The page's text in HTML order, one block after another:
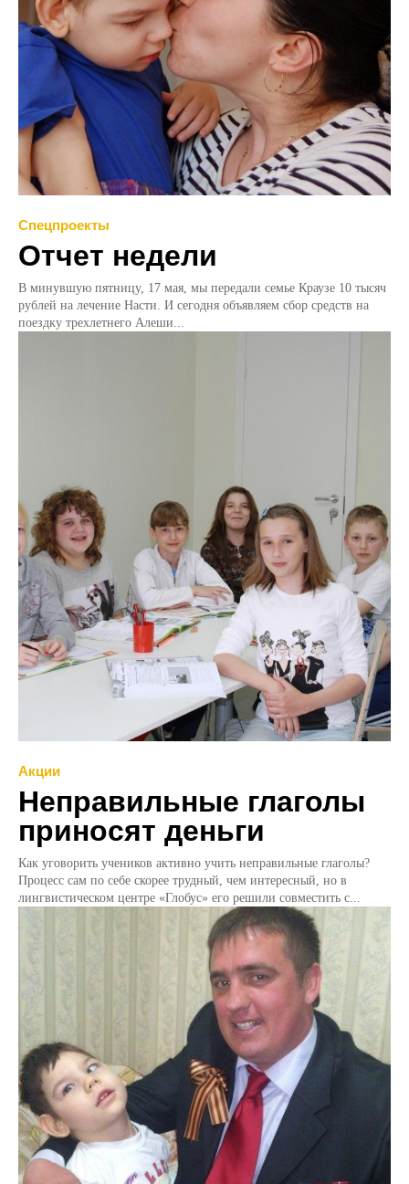
Спецпроекты
Отчет недели
В минувшую пятницу, 17 мая, мы передали семье Краузе 10 тысяч
рублей на лечение Насти. И сегодня объявляем сбор средств на
поездку трехлетнего Алеши...
Акции
Неправильные глаголы
приносят деньги
Как уговорить учеников активно учить неправильные глаголы?
Процесс сам по себе скорее трудный, чем интересный, но в
лингвистическом центре «Глобус» его решили совместить с...